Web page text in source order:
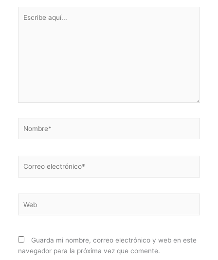
aquí...
electrónico*
Guarda mi nombre, correo electrónico y web en este
navegador para la próxima vez que comente.